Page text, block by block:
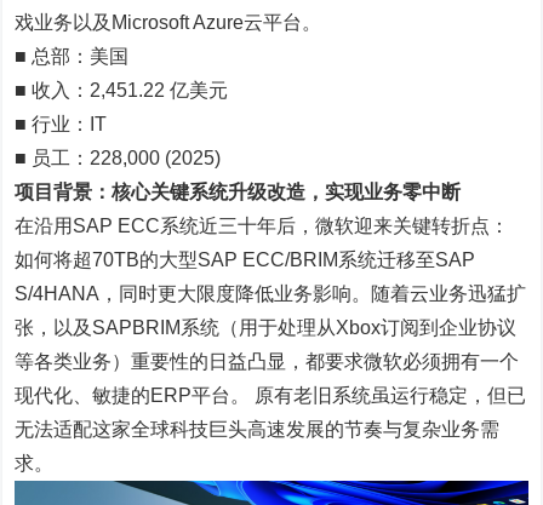
戏业务以及Microsoft Azure云平台。
■ 总部：美国
■ 收入：2,451.22 亿美元
■ 行业：IT
■ 员工：228,000 (2025)
项目背景：核心关键系统升级改造，实现业务零中断
在沿用SAP ECC系统近三十年后，微软迎来关键转折点：
如何将超70TB的大型SAP ECC/BRIM系统迁移至SAP
S/4HANA，同时更大限度降低业务影响。随着云业务迅猛扩
张，以及SAPBRIM系统（用于处理从Xbox订阅到企业协议
等各类业务）重要性的日益凸显，都要求微软必须拥有一个
现代化、敏捷的ERP平台。 原有老旧系统虽运行稳定，但已
无法适配这家全球科技巨头高速发展的节奏与复杂业务需
求。